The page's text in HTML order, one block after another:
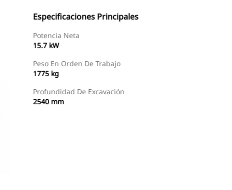
Especificaciones Principales
Potencia Neta
15.7 kW
Peso En Orden De Trabajo
1775 kg
Profundidad De Excavación
2540 mm